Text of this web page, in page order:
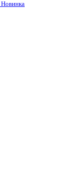
Новинка